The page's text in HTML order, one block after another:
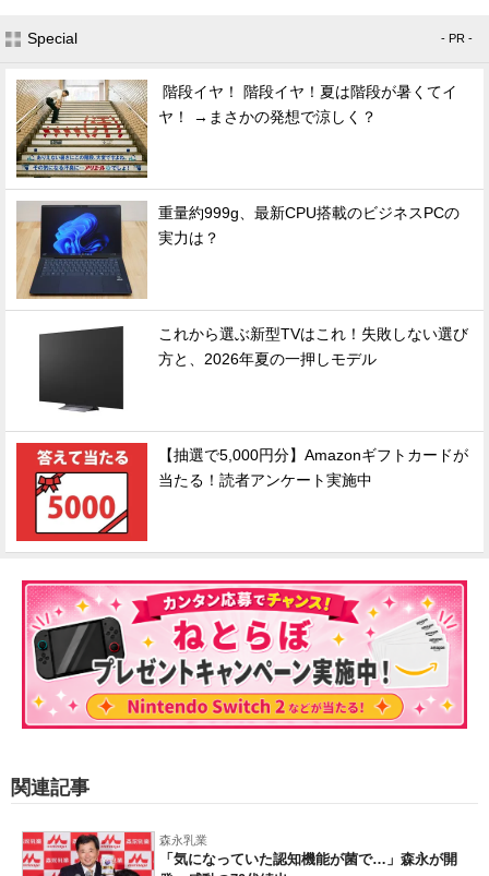
Special - PR -
階段イヤ！ 階段イヤ！夏は階段が暑くてイ
ヤ！ →まさかの発想で涼しく？
重量約999g、最新CPU搭載のビジネスPCの
実力は？
これから選ぶ新型TVはこれ！失敗しない選び
方と、2026年夏の一押しモデル
【抽選で5,000円分】Amazonギフトカードが
当たる！読者アンケート実施中
関連記事
森永乳業
「気になっていた認知機能が菌で…」森永が開